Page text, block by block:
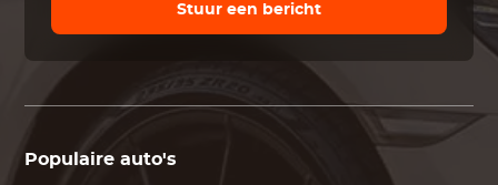
Stuur een bericht
Populaire auto's